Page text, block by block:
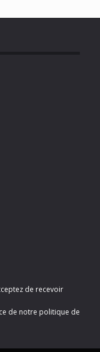
de recevoir
de notre politique de